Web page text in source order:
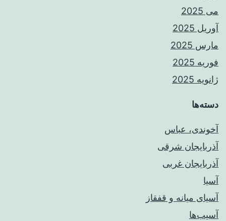
می 2025
آوریل 2025
مارس 2025
فوریه 2025
ژانویه 2025
دسته‌ها
آخوندی، عباس
آذربایجان شرقی
آذربایجان غربی
آسیا
آسیای میانه و قفقاز
آسیب‌ها